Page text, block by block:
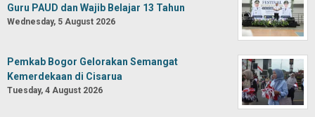
Guru PAUD dan Wajib Belajar 13 Tahun
Wednesday, 5 August 2026
Pemkab Bogor Gelorakan Semangat
Kemerdekaan di Cisarua
Tuesday, 4 August 2026